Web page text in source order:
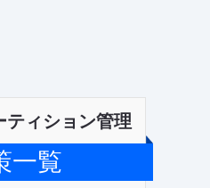
ィション管理
一覧